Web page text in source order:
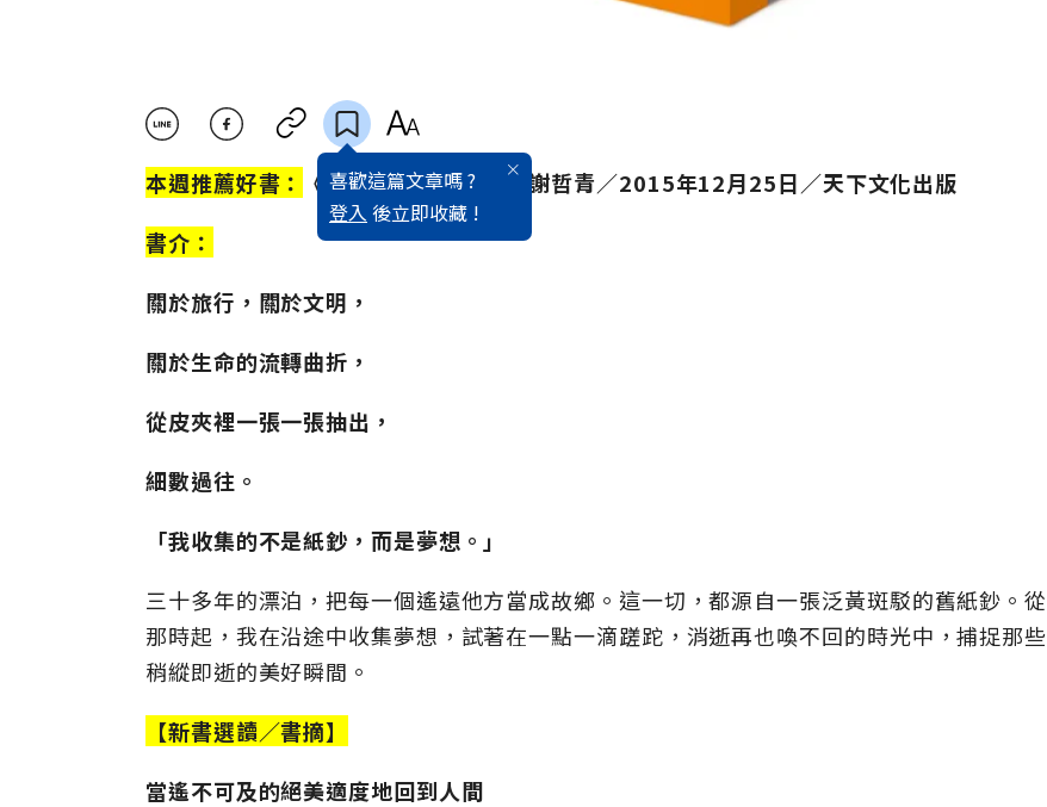
喜歡這篇文章嗎 ?
登入 後立即收藏 !
本週推薦好書：
《鈔寫浪漫》／作者：謝哲青／2015年12月25日／天下文化出版
書介：
關於旅行，關於文明，
關於生命的流轉曲折，
從皮夾裡一張一張抽出，
細數過往。
「我收集的不是紙鈔，而是夢想。」
三十多年的漂泊，把每一個遙遠他方當成故鄉。這一切，都源自一張泛黃斑駁的舊紙鈔。從
那時起，我在沿途中收集夢想，試著在一點一滴蹉跎，消逝再也喚不回的時光中，捕捉那些
稍縱即逝的美好瞬間。
【新書選讀／書摘】
當遙不可及的絕美適度地回到人間